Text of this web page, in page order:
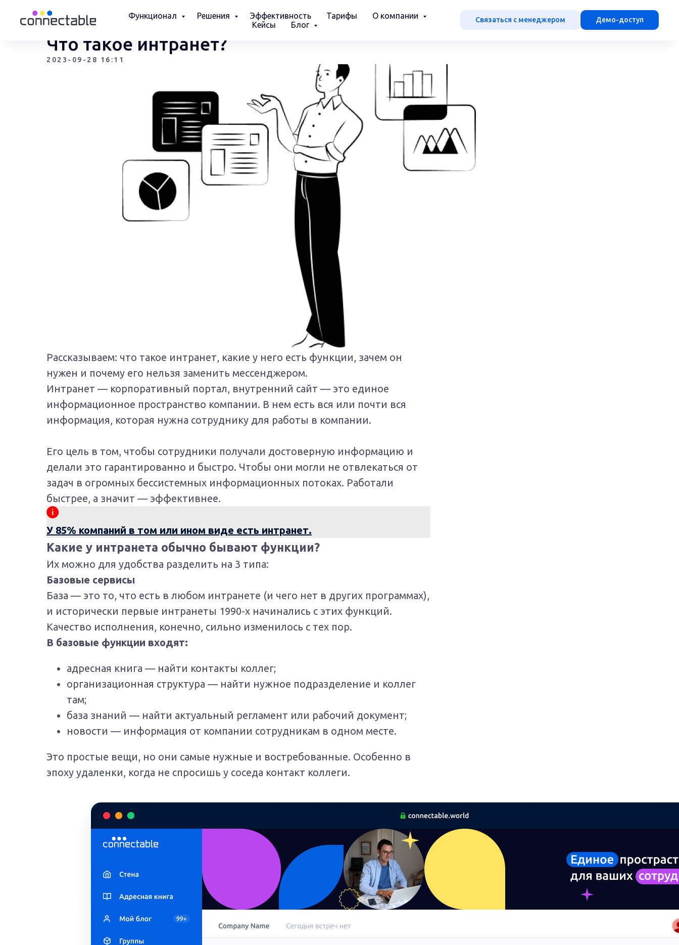
Функционал Решения Эффективность Тарифы
О компании
Кейсы
Блог
Связаться с менеджером Демо-доступ
Что такое интранет?
2023-09-28 16:11
Рассказываем: что такое интранет, какие у него есть функции, зачем он
нужен и почему его нельзя заменить мессенджером.
Интранет — корпоративный портал, внутренний сайт — это единое
информационное пространство компании. В нем есть вся или почти вся
информация, которая нужна сотруднику для работы в компании.
Его цель в том, чтобы сотрудники получали достоверную информацию и
делали это гарантированно и быстро. Чтобы они могли не отвлекаться от
задач в огромных бессистемных информационных потоках. Работали
быстрее, а значит — эффективнее.
У 85% компаний в том или ином виде есть интранет.
Какие у интранета обычно бывают функции?
Их можно для удобства разделить на 3 типа:
Базовые сервисы
База — это то, что есть в любом интранете (и чего нет в других программах),
и исторически первые интранеты 1990-х начинались с этих функций.
Качество исполнения, конечно, сильно изменилось с тех пор.
В базовые функции входят:
адресная книга — найти контакты коллег;
организационная структура — найти нужное подразделение и коллег
там;
база знаний — найти актуальный регламент или рабочий документ;
новости — информация от компании сотрудникам в одном месте.
Это простые вещи, но они самые нужные и востребованные. Особенно в
эпоху удаленки, когда не спросишь у соседа контакт коллеги.